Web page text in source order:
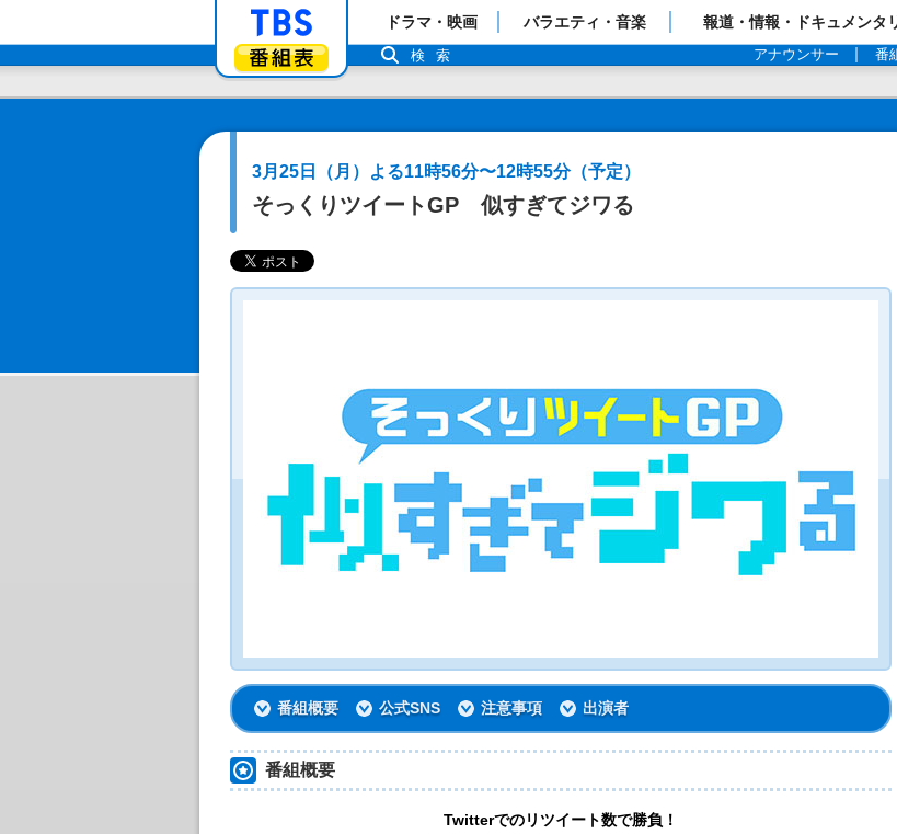
「TBSテレビ」トップページ
番組表
ドラマ・映画 バラエティ・音楽 報道・情報・ドキュメンタ
アナウンサー 番
検索
3月25日（月）よる11時56分〜12時55分（予定）
そっくりツイートGP 似すぎてジワる
番組概要 公式SNS 注意事項 出演者
番組概要
Twitterでのリツイート数で勝負！